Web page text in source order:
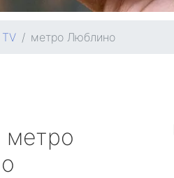
метро Люблино
метро